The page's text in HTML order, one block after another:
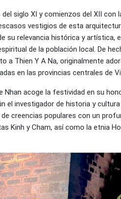
siglo XI y comienzos del XII con
vestigios de esta
su relevancia histórica y artística, el
de la población local. De
a Thien Y A Na, originalmente
en las provincias centrales de
Nhan acoge la festividad en su
el investigador de historia y cultura
creencias populares con un
Kinh y Cham, así como la etnia